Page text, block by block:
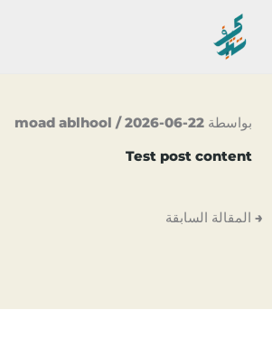
تخطي
المحتوى
بواسطة moad ablhool /2026-06-22
Test post content
Post
navigation
→المقالة السابقة